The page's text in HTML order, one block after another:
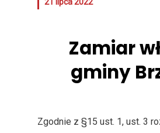
Zamiar
gminy
Zgodnie z §15 ust. 1, ust. 3